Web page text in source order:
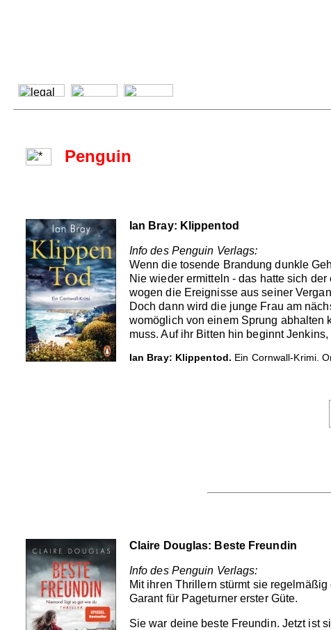
Penguin
Ian Bray: Klippentod
Info des Penguin Verlags:
Wenn die tosende Brandung dunkle
Nie wieder ermitteln - das hatte sich
wogen die Ereignisse aus seiner
Doch dann wird die junge Frau am
womöglich von einem Sprung abhalten
muss. Auf ihr Bitten hin beginnt
Ian Bray: Klippentod. Ein Cornwall-Krimi.
Claire Douglas: Beste Freundin
Info des Penguin Verlags:
Mit ihren Thrillern stürmt sie
Garant für Pageturner erster Güte.
Sie war deine beste Freundin. Jetzt ist